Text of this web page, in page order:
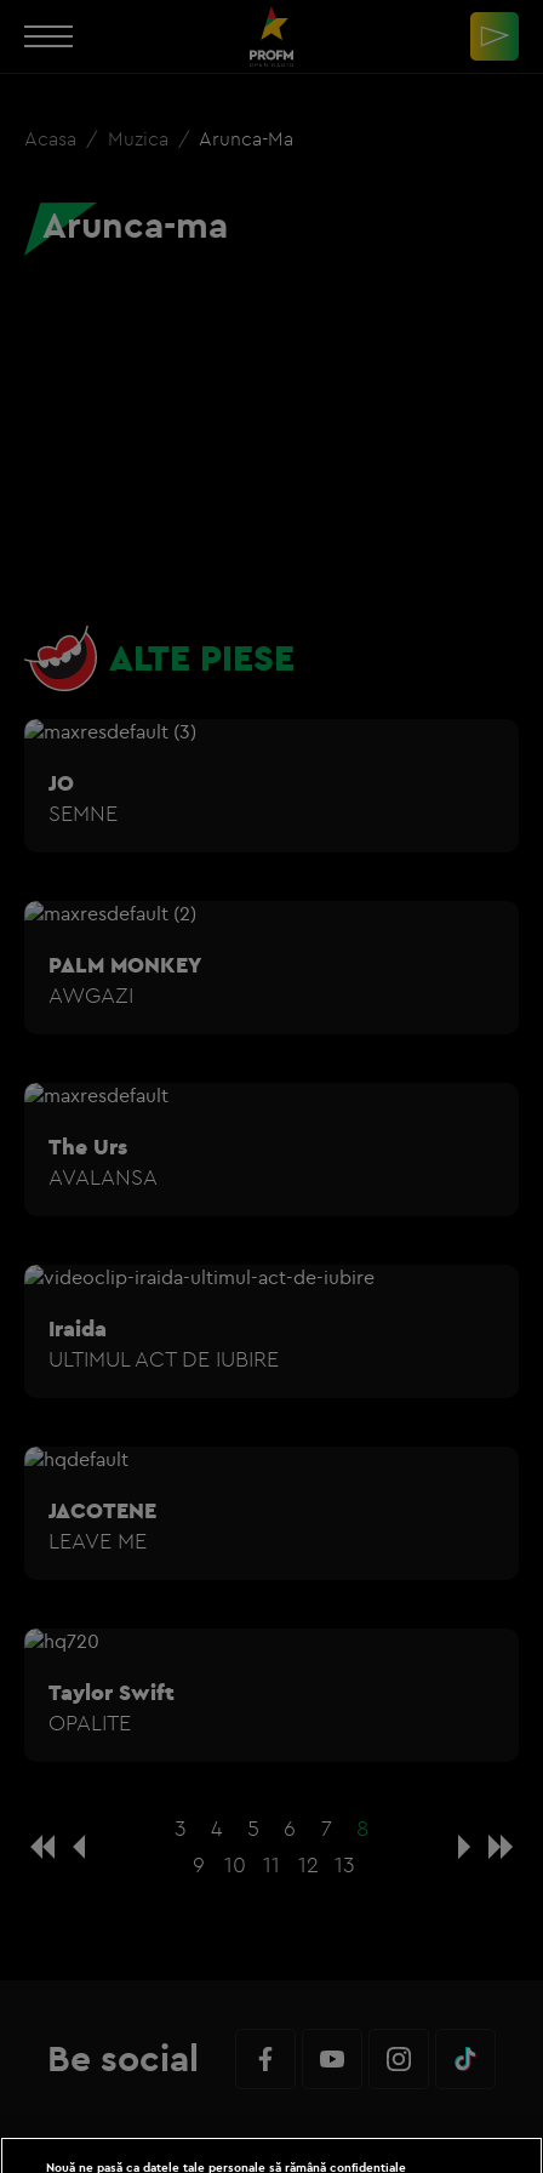
Acasa Muzica Arunca-Ma
Arunca-ma
ALTE PIESE
JO
SEMNE
PALM MONKEY
AWGAZI
The Urs
AVALANSA
Iraida
ULTIMUL ACT DE IUBIRE
JACOTENE
LEAVE ME
Taylor Swift
OPALITE
3 4 5 6 7
8
9
10 11 12 13
Be social
Nouă ne pasă ca datele tale personale să rămână confidențiale